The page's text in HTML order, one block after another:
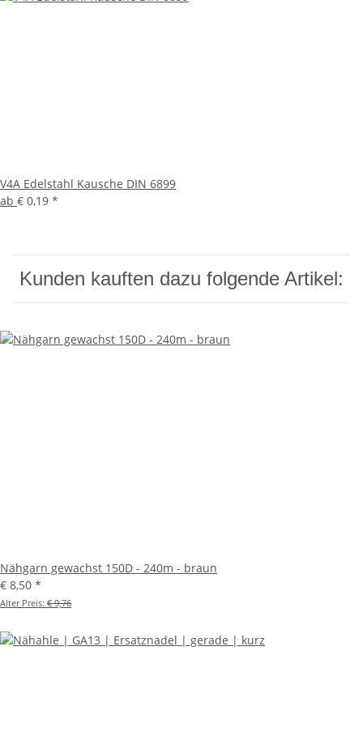
V4A Edelstahl Kausche DIN 6899
ab € 0,19 *
Kunden kauften dazu folgende Artikel:
Nähgarn gewachst 150D - 240m - braun
€ 8,50 *
Alter Preis: € 9,76